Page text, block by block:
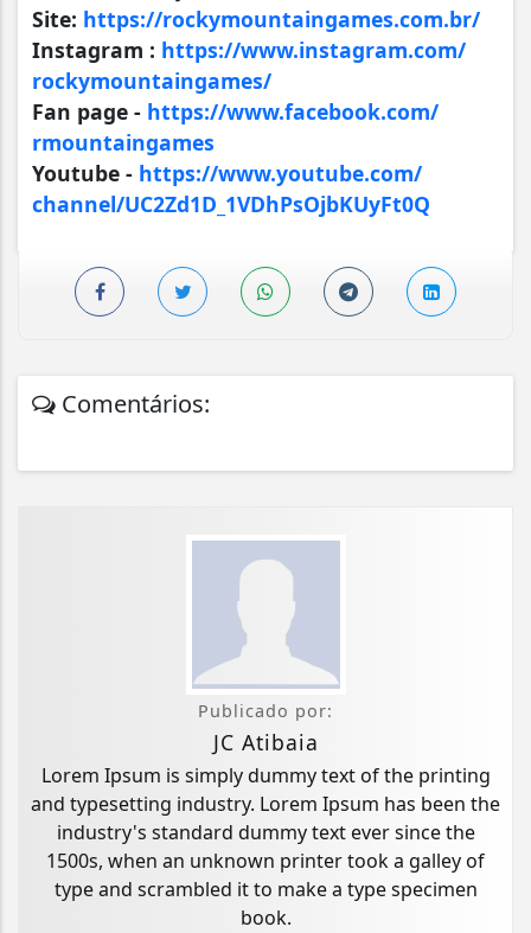
Site: https://rockymountaingames.com.br/
Instagram : https://www.instagram.com/
rockymountaingames/
Fan page - https://www.facebook.com/
rmountaingames
Youtube - https://www.youtube.com/
channel/UC2Zd1D_ 1VDhPsOjbKUyFt0Q
Comentários:
Publicado por:
JC Atibaia
Lorem Ipsum is simply dummy text of the printing
and typesetting industry. Lorem Ipsum has been the
industry's standard dummy text ever since the
1500s, when an unknown printer took a galley of
type and scrambled it to make a type specimen
book.